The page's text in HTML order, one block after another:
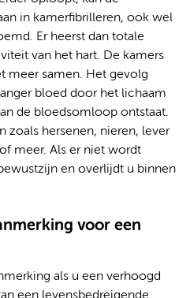
in kamerfibrilleren, ook wel
Er heerst dan totale
van het hart. De kamers
meer samen. Het gevolg
bloed door het lichaam
de bloedsomloop ontstaat.
zoals hersenen, nieren, lever
meer. Als er niet wordt
en overlijdt u binnen
voor een
als u een verhoogd